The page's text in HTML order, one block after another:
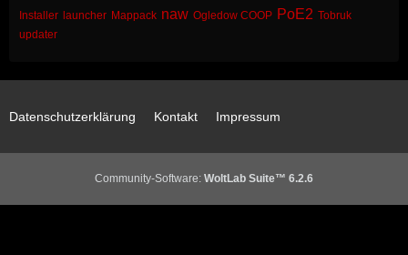
Installer launcher Mappack naw Ogledow COOP PoE2 Tobruk
updater
Datenschutzerklärung Kontakt Impressum
Community-Software: WoltLab Suite™ 6.2.6